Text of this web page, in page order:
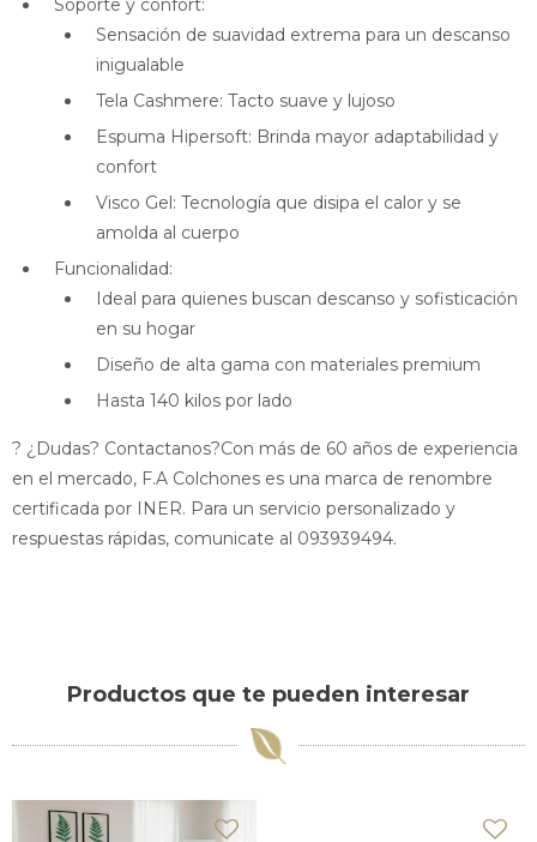
Soporte y confort:
Sensación de suavidad extrema para un descanso
inigualable
Tela Cashmere: Tacto suave y lujoso
Espuma Hipersoft: Brinda mayor adaptabilidad y
confort
Visco Gel: Tecnología que disipa el calor y se
amolda al cuerpo
Funcionalidad:
Ideal para quienes buscan descanso y sofisticación
en su hogar
Diseño de alta gama con materiales premium
Hasta 140 kilos por lado
? ¿Dudas? Contactanos?Con más de 60 años de experiencia
en el mercado, F.A Colchones es una marca de renombre
certificada por INER. Para un servicio personalizado y
respuestas rápidas, comunicate al 093939494.
Productos que te pueden interesar